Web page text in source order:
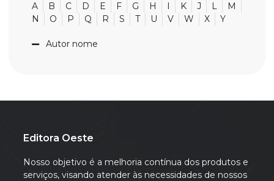
A B C D E F G H I K J L
M
N
O P Q R S T U V W X Y
Autor nome
Editora Oeste
Nosso objetivo é a melhoria contínua dos produtos e
serviços, visando atender às necessidades de nossos